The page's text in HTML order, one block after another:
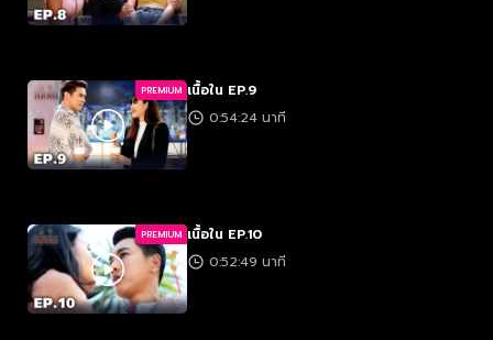
PREMIUM เนื้อใน EP.9
0:54:24 นาที
PREMIUM เนื้อใน EP.10
0:52:49 นาที